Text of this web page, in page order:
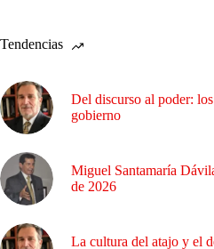
Tendencias
Del discurso al poder:
gobierno
Miguel Santamaría
de 2026
La cultura del atajo y el